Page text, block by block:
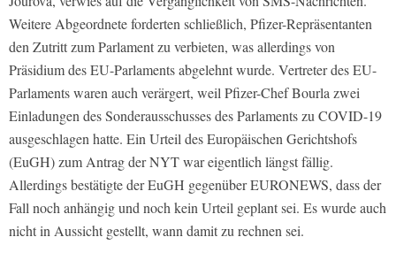
Weitere Abgeordnete forderten schließlich, Pfizer-Repräsentanten
den Zutritt zum Parlament zu verbieten, was allerdings von
Präsidium des EU-Parlaments abgelehnt wurde. Vertreter des EU-
Parlaments waren auch verärgert, weil Pfizer-Chef Bourla zwei
Einladungen des Sonderausschusses des Parlaments zu COVID-19
ausgeschlagen hatte. Ein Urteil des Europäischen Gerichtshofs
(EuGH) zum Antrag der NYT war eigentlich längst fällig.
Allerdings bestätigte der EuGH gegenüber EURONEWS, dass der
Fall noch anhängig und noch kein Urteil geplant sei. Es wurde auch
nicht in Aussicht gestellt, wann damit zu rechnen sei.